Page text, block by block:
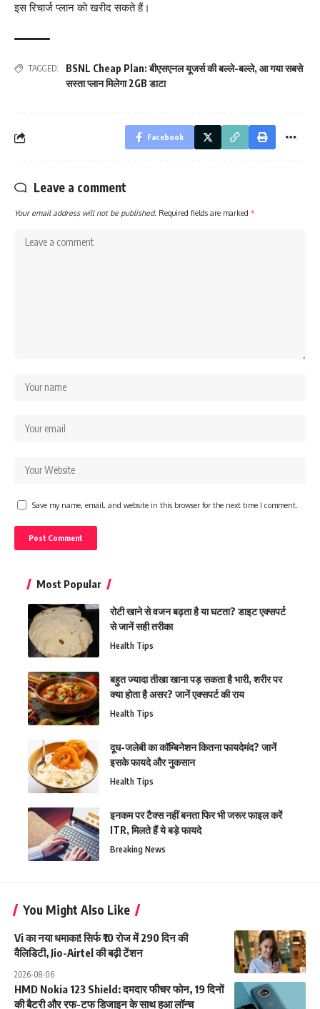
इस रिचार्ज प्लान को खरीद सकते हैं।
TAGGED: BSNL Cheap Plan: बीएसएनल यूजर्स की बल्ले-बल्ले, आ गया सबसे
सस्ता प्लान मिलेगा 2GB डाटा
Facebook
Leave a comment
Your email address will not be published. Required fields are marked *
Save my name, email, and website in this browser for the next time I comment.
Most Popular
रोटी खाने से वजन बढ़ता है या घटता? डाइट एक्सपर्ट
से जानें सही तरीका
Health Tips
बहुत ज्यादा तीखा खाना पड़ सकता है भारी, शरीर पर
क्या होता है असर? जानें एक्सपर्ट की राय
Health Tips
दूध-जलेबी का कॉम्बिनेशन कितना फायदेमंद? जानें
इसके फायदे और नुकसान
Health Tips
इनकम पर टैक्स नहीं बनता फिर भी जरूर फाइल करें
ITR, मिलते हैं ये बड़े फायदे
Breaking News
You Might Also Like
Vi का नया धमाका! सिर्फ ₹10 रोज में 290 दिन की
वैलिडिटी, Jio-Airtel की बढ़ी टेंशन
2026-08-06
HMD Nokia 123 Shield: दमदार फीचर फोन, 19 दिनों
की बैटरी और रफ-टफ डिजाइन के साथ हुआ लॉन्च